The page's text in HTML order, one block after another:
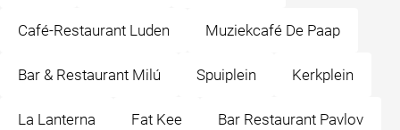
Café-Restaurant Luden Muziekcafé De Paap
Bar & Restaurant Milú Spuiplein Kerkplein
La Lanterna Fat Kee Bar Restaurant Pavlov